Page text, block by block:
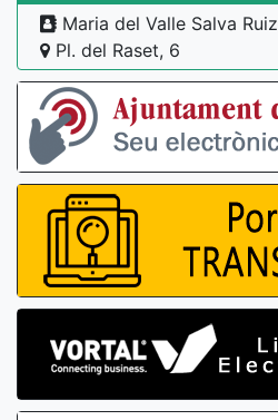
Maria del Valle Salva Ruiz
Pl. del Raset, 6